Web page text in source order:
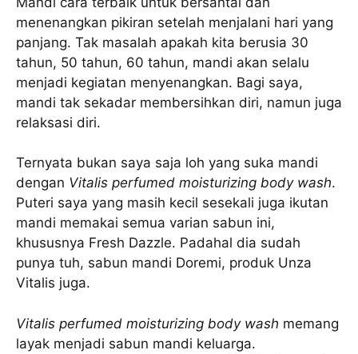
menenangkan pikiran setelah menjalani hari yang
panjang. Tak masalah apakah kita berusia 30
tahun, 50 tahun, 60 tahun, mandi akan selalu
menjadi kegiatan menyenangkan. Bagi saya,
mandi tak sekadar membersihkan diri, namun juga
relaksasi diri.
Ternyata bukan saya saja loh yang suka mandi
dengan Vitalis perfumed moisturizing body wash.
Puteri saya yang masih kecil sesekali juga ikutan
mandi memakai semua varian sabun ini,
khususnya Fresh Dazzle. Padahal dia sudah
punya tuh, sabun mandi Doremi, produk Unza
Vitalis juga.
Vitalis perfumed moisturizing body wash memang
layak menjadi sabun mandi keluarga.